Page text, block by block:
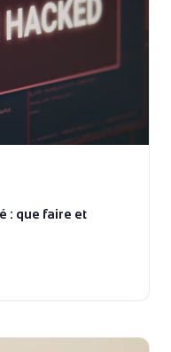
: que faire et